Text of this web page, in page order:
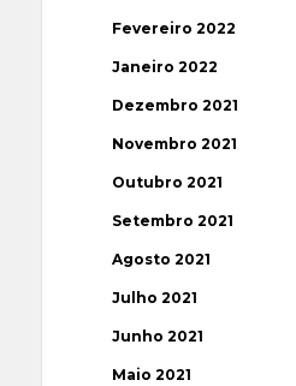
Fevereiro 2022
Janeiro 2022
Dezembro 2021
Novembro 2021
Outubro 2021
Setembro 2021
Agosto 2021
Julho 2021
Junho 2021
Maio 2021